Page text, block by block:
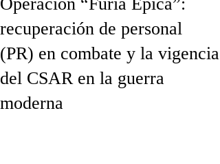
recuperación de personal
(PR) en combate y la vigencia
del CSAR en la guerra
moderna